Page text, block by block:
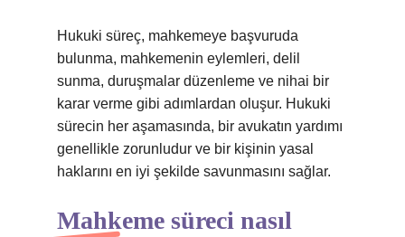
Hukuki süreç, mahkemeye başvuruda
bulunma, mahkemenin eylemleri, delil
sunma, duruşmalar düzenleme ve nihai bir
karar verme gibi adımlardan oluşur. Hukuki
sürecin her aşamasında, bir avukatın yardımı
genellikle zorunludur ve bir kişinin yasal
haklarını en iyi şekilde savunmasını sağlar.
Mahkeme süreci nasıl